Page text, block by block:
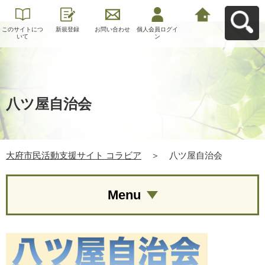
このサイトにつ
いて
新規登録 お問い合わせ
個人会員ログイ
ン
八ツ屋自治会
大府市民活動支援サイト コラビア ＞ 八ツ屋自治会
Menu